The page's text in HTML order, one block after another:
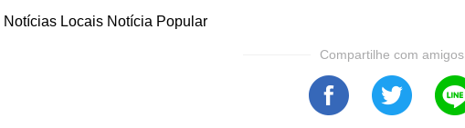
Notícias Locais Notícia Popular
Compartilhe com amigos